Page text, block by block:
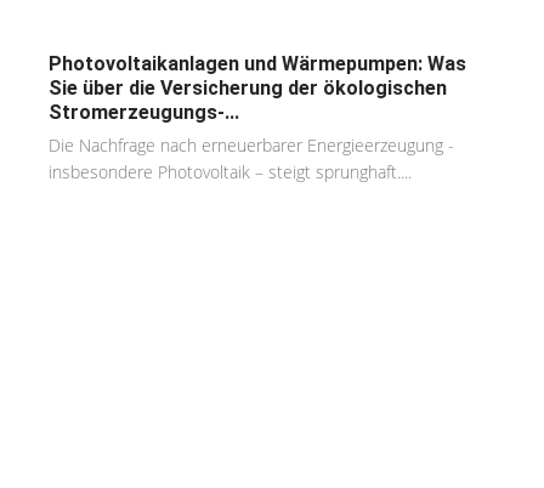
Photovoltaikanlagen und Wärmepumpen: Was
Sie über die Versicherung der ökologischen
Stromerzeugungs-...
Die Nachfrage nach erneuerbarer Energieerzeugung -
insbesondere Photovoltaik – steigt sprunghaft....